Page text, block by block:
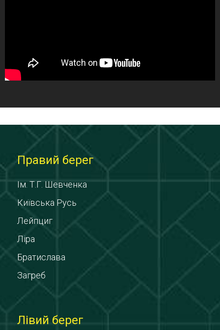
Правий берег
Ім. Т.Г. Шевченка
Київська Русь
Лейпциг
Ліра
Братислава
Загреб
Лівий берег